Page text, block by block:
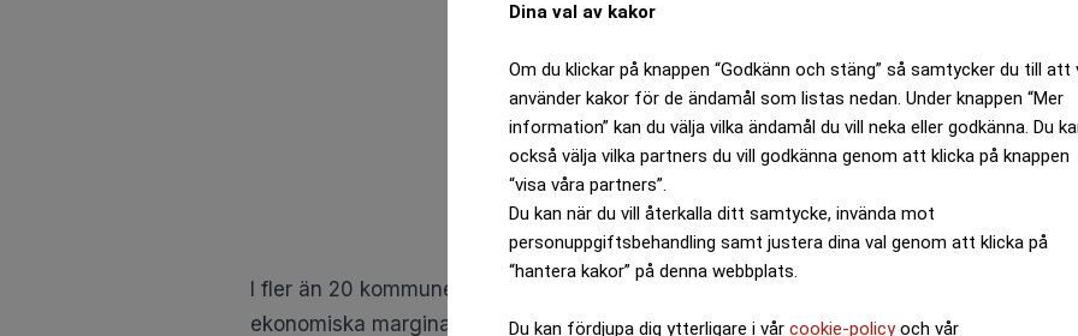
Dina val av kakor
Om du klickar på knappen “Godkänn och stäng” så samtycker du till att
använder kakor för de ändamål som listas nedan. Under knappen “Mer
information” kan du välja vilka ändamål du vill neka eller godkänna. Du
också välja vilka partners du vill godkänna genom att klicka på knappen
“visa våra partners”.
Du kan när du vill återkalla ditt samtycke, invända mot
personuppgiftsbehandling samt justera dina val genom att klicka på
“hantera kakor” på denna webbplats.
Du kan fördjupa dig ytterligare i vår cookie-policyoch vår
I fler än 20 kommuner står villalånet för 10 procent av inkomsten, eller mindre, vilket
ekonomiska marginaler.